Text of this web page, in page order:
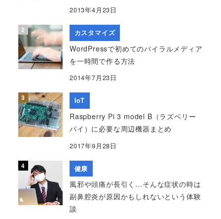
2013年4月23日
カスタマイズ
WordPressで初めてのバイラルメディア
を一時間で作る方法
2014年7月23日
IoT
Raspberry Pi 3 model B（ラズベリー
パイ）に必要な周辺機器まとめ
2017年9月28日
健康
風邪や頭痛が長引く…そんな症状の時は
副鼻腔炎が原因かもしれないという体験
談